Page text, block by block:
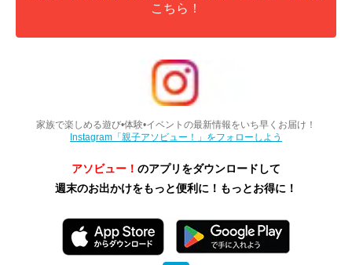
こちら！
家族で楽しめる遊び•体験•イベントの最新情報をいち早くお届け！
Instagram「親子アソビュー！」をフォローしよう
アソビュー！ のアプリをダウンロードして
週末のお出かけをもっと便利に！もっとお得に！